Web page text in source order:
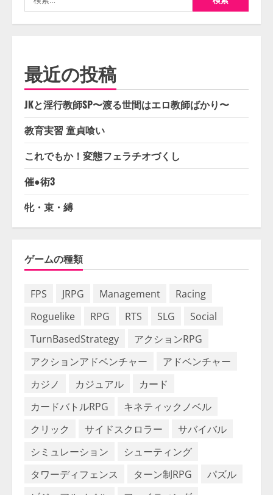
索:
最近の投稿
JKと淫行教師SP〜渡る世間はエロ教師ばかり〜
教育実習 童貞喰い
これでもか！変態フェラチオづくし
催●術3
牝・束・縛
ゲームの種類
FPS JRPG Management
Racing
Roguelike
RPG RTS SLG
Social
TurnBasedStrategy
アクションRPG
アクションアドベンチャー
アドベンチャー
カジノ
カジュアル
カード
カードバトルRPG
キネティックノベル
クリック
サイドスクロラー
サバイバル
シミュレーション
シューティング
タワーディフェンス
ターン制RPG
パズル